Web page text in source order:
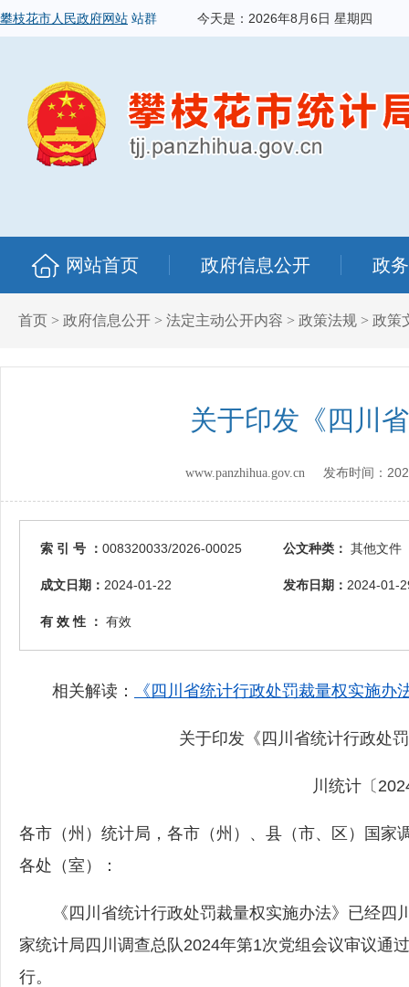
攀枝花市人民政府网站 站群 今天是： 2026年8月6日 星期四
网站首页 政府信息公开 政
首页 > 政府信息公开 > 法定主动公开内容 > 政策法规 > 政策
关于印发《四川
www.panzhihua.gov.cn 发布时间：
索 引 号 ： 008320033/2026-00025 公文种类： 其他文件
成文日期： 2024-01-22 发布日期： 2024-01-
有 效 性 ： 有效
相关解读： 《四川省统计行政处罚裁量权实施办
关于印发《四川省统计行政处
川统计〔
各市（州）统计局，各市（州）、县（市、区）国家
各处（室）：
《四川省统计行政处罚裁量权实施办法》已经四
家统计局四川调查总队2024年第1次党组会议审议通
行。